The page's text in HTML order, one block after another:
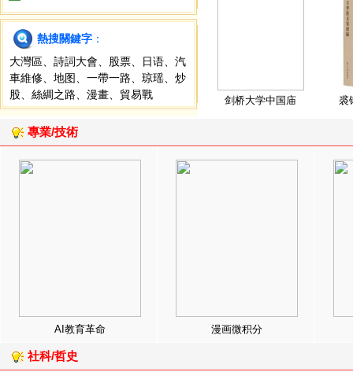
熱搜關鍵字 ：
大灣區
詩詞大會 股票 日语
汽
車維修
地图 一帶一路 琼瑶
炒
股
絲綢之路 漫畫 貿易戰 剑桥大学中国庙 裘
專業/技術
AI教育革命 漫画微积分
社科/哲史